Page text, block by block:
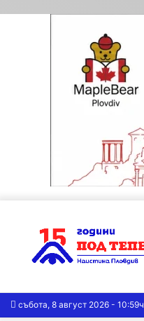
събота, 8 август 2026 - 10:59ч